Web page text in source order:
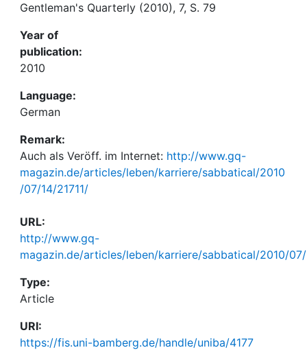
Gentleman's Quarterly (2010), 7, S. 79
Year of
publication:
2010
Language:
German
Remark:
Auch als Veröff. im Internet: http://www.gq-
magazin.de/articles/leben/karriere/sabbatical/2010
/07/14/21711/
URL:
http://www.gq-
magazin.de/articles/leben/karriere/sabbatical/2010/07/
Type:
Article
URI:
https://fis.uni-bamberg.de/handle/uniba/4177